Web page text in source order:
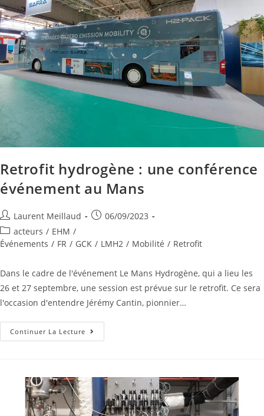
Retrofit hydrogène : une conférence
événement au Mans
Laurent Meillaud
06/09/2023
acteurs / EHM /
Événements / FR / GCK / LMH2 / Mobilité / Retrofit
Dans le cadre de l'événement Le Mans Hydrogène, qui a lieu les
26 et 27 septembre, une session est prévue sur le retrofit. Ce sera
l'occasion d'entendre Jérémy Cantin, pionnier…
Continuer La Lecture